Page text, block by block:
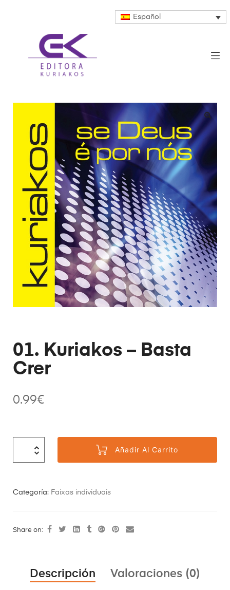
Español
01. Kuriakos – Basta
Crer
0.99€
Añadir Al Carrito
Categoría: Faixas individuais
Share on:
Descripción Valoraciones (0)